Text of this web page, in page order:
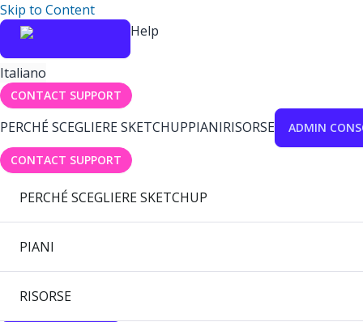
Skip to Content
Help
Italiano
CONTACT SUPPORT
PERCHÉ SCEGLIERE SKETCHUPPIANIRISORSE ADMIN
CONTACT SUPPORT
PERCHÉ SCEGLIERE SKETCHUP
PIANI
RISORSE